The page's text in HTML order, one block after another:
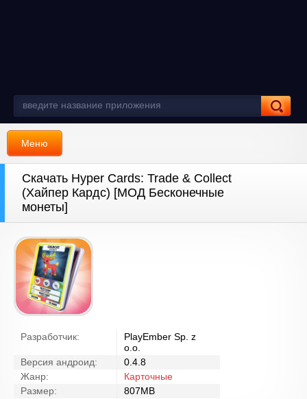
Меню
Скачать Hyper Cards: Trade & Collect
(Хайпер Кардс) [МОД Бесконечные
монеты]
Разработчик:
PlayEmber Sp. z
o.o.
Версия андроид:
0.4.8
Жанр:
Карточные
Размер:
807MB